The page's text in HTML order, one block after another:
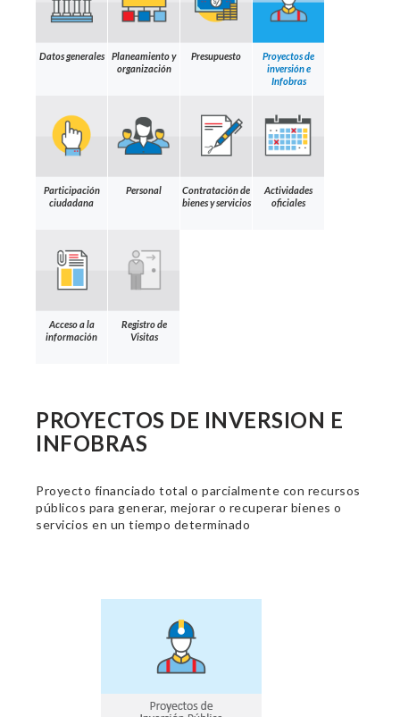
Datos generales
Planeamiento y
organización
Presupuesto
Proyectos de
inversión e
Infobras
Participación
ciudadana
Personal
Contratación de
bienes y servicios
Actividades
oficiales
Acceso a la
información
Registro de
Visitas
PROYECTOS DE INVERSION E
INFOBRAS
Proyecto financiado total o parcialmente con recursos
públicos para generar, mejorar o recuperar bienes o
servicios en un tiempo determinado